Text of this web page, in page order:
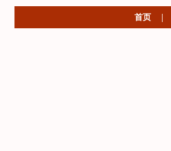
首页